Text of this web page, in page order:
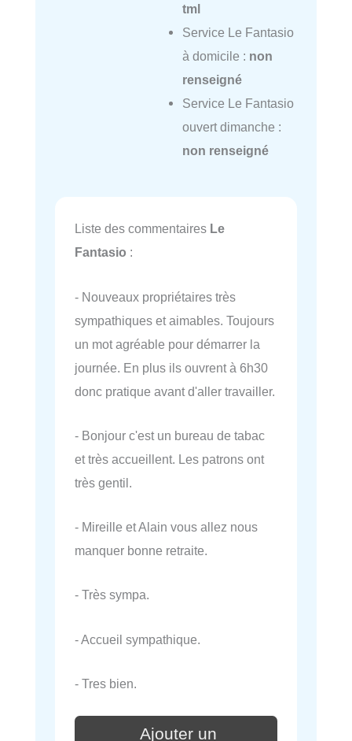
tml
Service Le Fantasio
à domicile : non
renseigné
Service Le Fantasio
ouvert dimanche :
non renseigné
Liste des commentaires Le
Fantasio :
- Nouveaux propriétaires très
sympathiques et aimables. Toujours
un mot agréable pour démarrer la
journée. En plus ils ouvrent à 6h30
donc pratique avant d'aller travailler.
- Bonjour c'est un bureau de tabac
et très accueillent. Les patrons ont
très gentil.
- Mireille et Alain vous allez nous
manquer bonne retraite.
- Très sympa.
- Accueil sympathique.
- Tres bien.
Ajouter un